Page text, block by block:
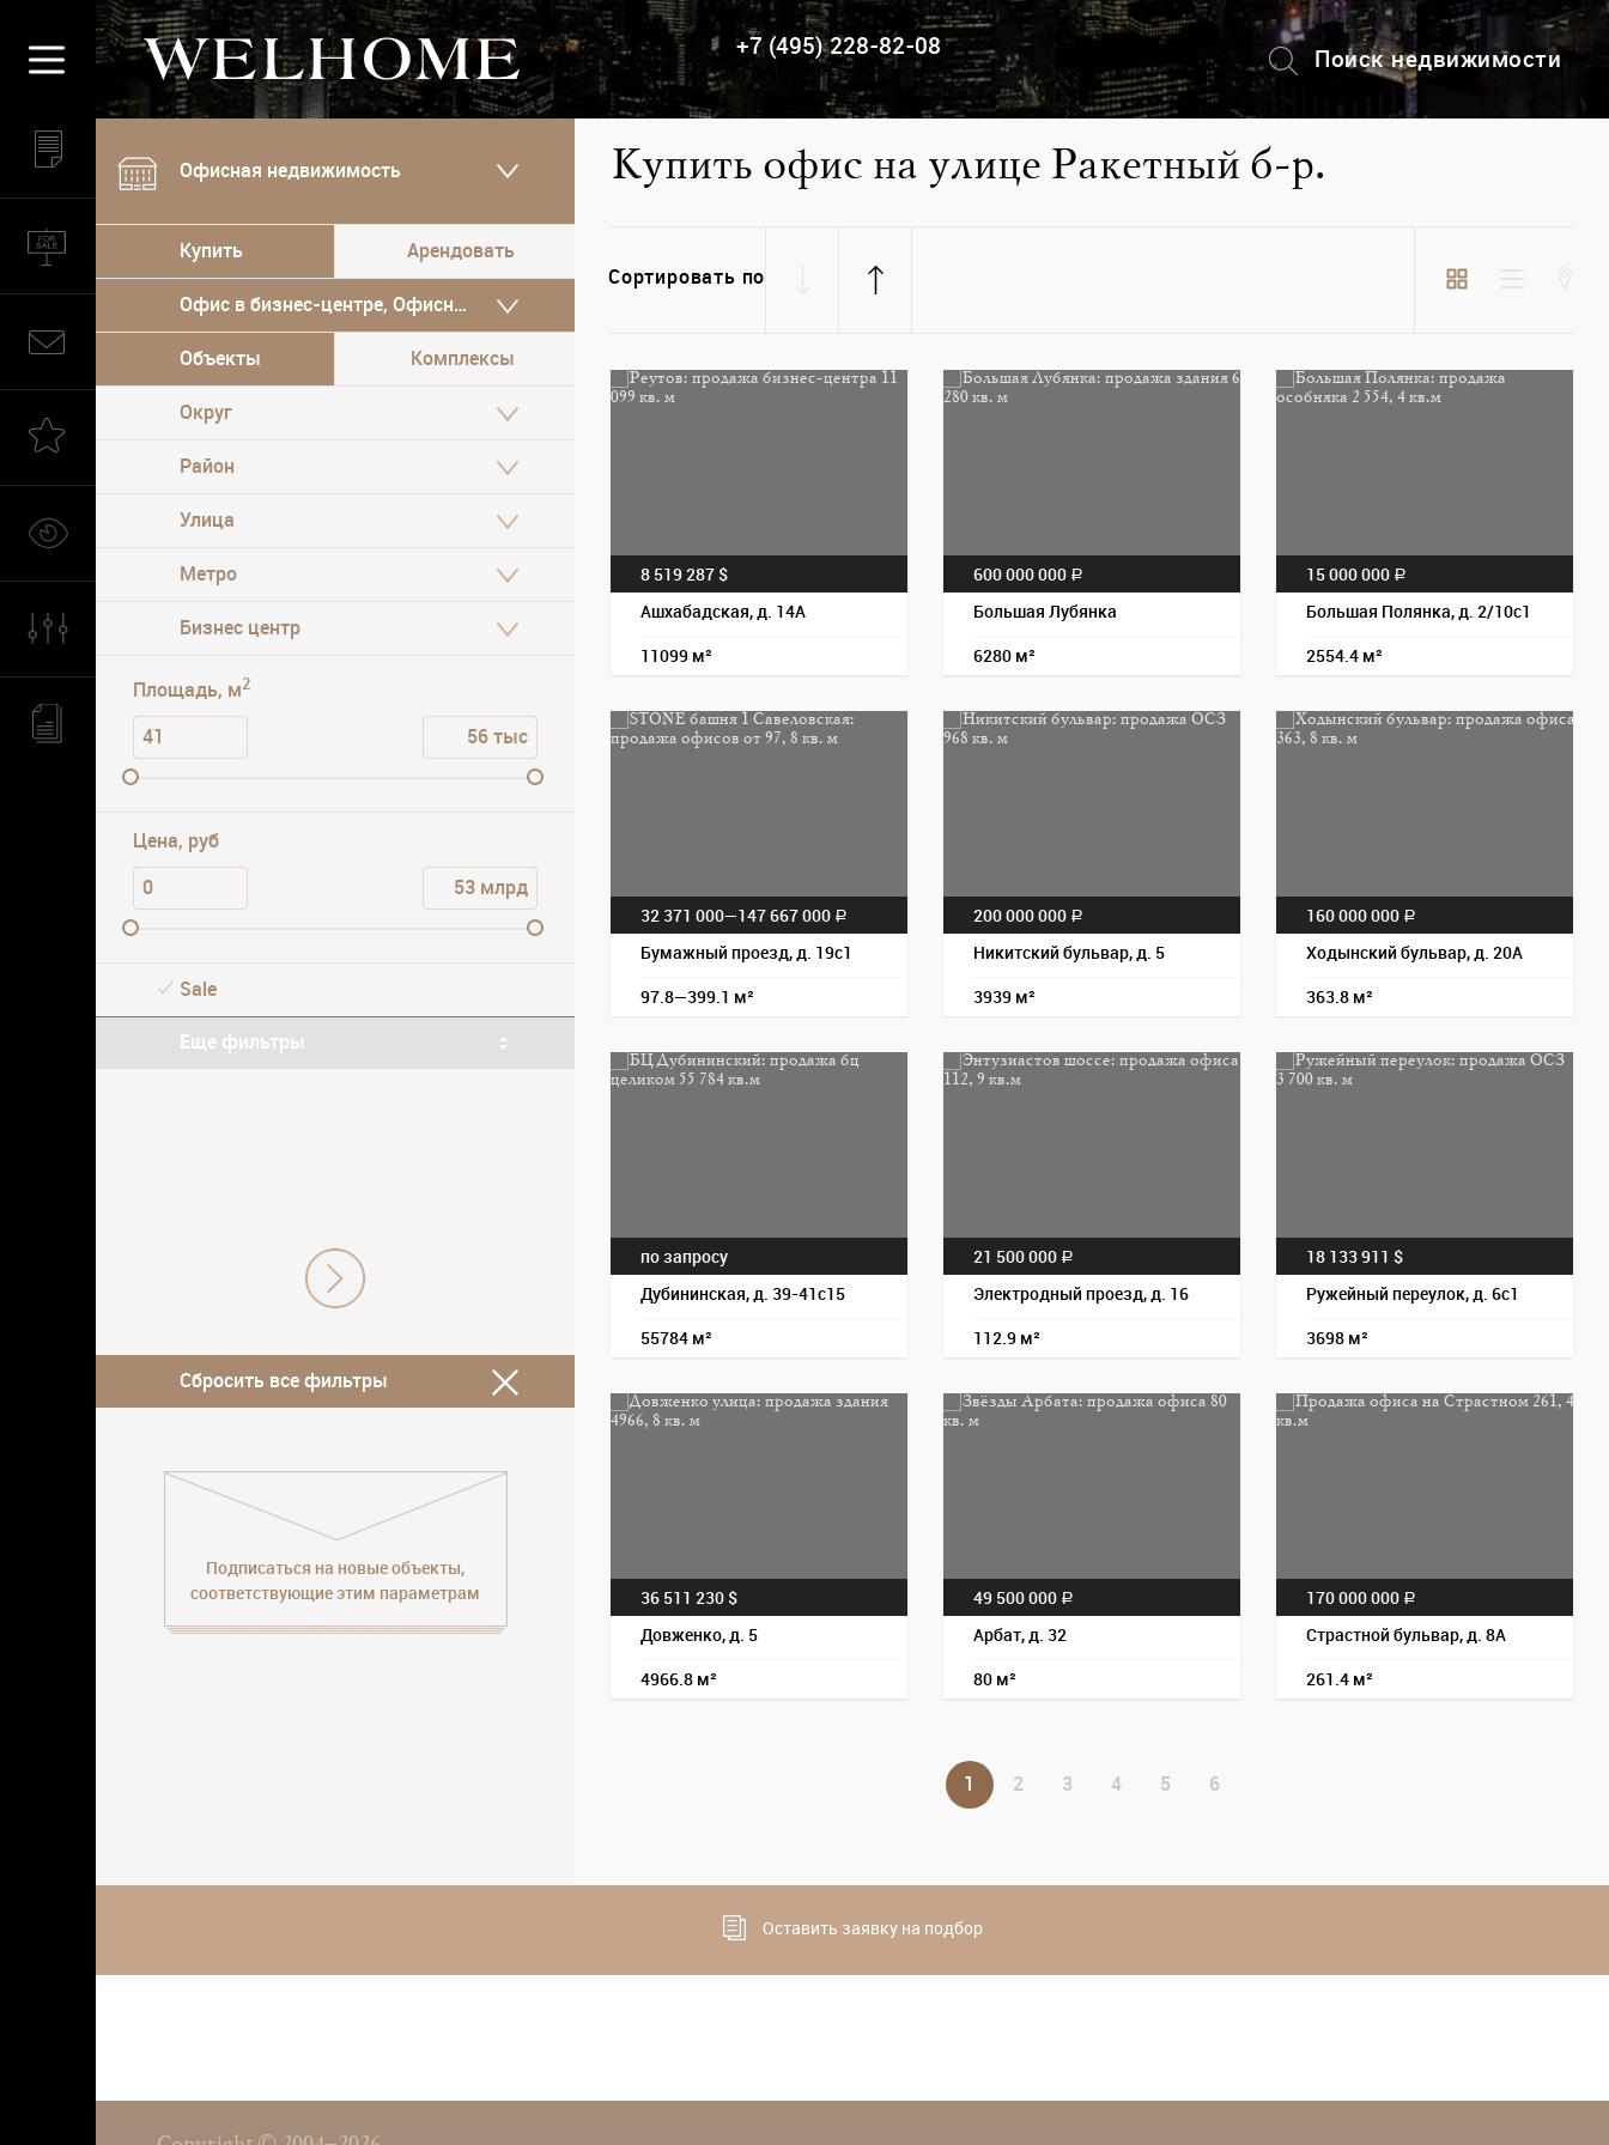
+7 (495) 228-82-08
Поиск недвижимости
+7 (495) 228-82-08
Офисная недвижимость
Купить Арендовать
Офис в бизнес-центре, Офисный особняк
Объекты Комплексы
Округ
Класс офиса
Парковка
Площадь, м2
Цена, руб
Sale
Еще фильтры
Сбросить все фильтры
Подписаться на новые объекты,
соответствующие этим параметрам
Купить офис на улице Ракетный б-р.
Сортировать по
8 519 287 $
Ашхабадская, д. 14А
11099 м²
600 000 000 a
Большая Лубянка
6280 м²
15 000 000 a
Большая Полянка, д. 2/10с1
2554.4 м²
32 371 000—147 667 000 a
Бумажный проезд, д. 19с1
97.8—399.1 м²
200 000 000 a
Никитский бульвар, д. 5
3939 м²
160 000 000 a
Ходынский бульвар, д. 20А
363.8 м²
по запросу
Дубининская, д. 39-41с15
55784 м²
21 500 000 a
Электродный проезд, д. 16
112.9 м²
18 133 911 $
Ружейный переулок, д. 6с1
3698 м²
36 511 230 $
Довженко, д. 5
4966.8 м²
49 500 000 a
Арбат, д. 32
80 м²
170 000 000 a
Страстной бульвар, д. 8А
261.4 м²
1 2 3 4 5 6
Оставить заявку на подбор